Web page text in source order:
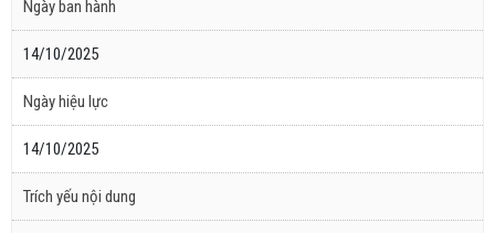
Ngày ban hành
14/10/2025
Ngày hiệu lực
14/10/2025
Trích yếu nội dung